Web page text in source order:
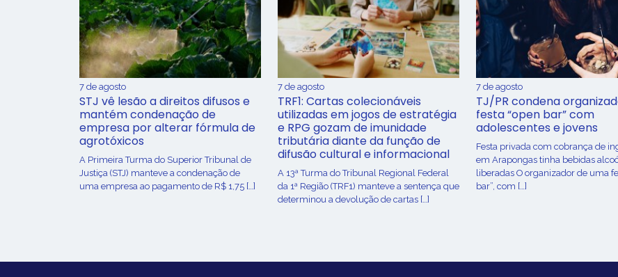
7 de agosto
STJ vê lesão a direitos difusos e
mantém condenação de
empresa por alterar fórmula de
agrotóxicos
​A Primeira Turma do Superior Tribunal de
Justiça (STJ) manteve a condenação de
uma empresa ao pagamento de R$ 1,75 […]
7 de agosto
TRF1: Cartas colecionáveis
utilizadas em jogos de estratégia
e RPG gozam de imunidade
tributária diante da função de
difusão cultural e informacional
A 13ª Turma do Tribunal Regional Federal
da 1ª Região (TRF1) manteve a sentença que
determinou a devolução de cartas […]
7 de agosto
TJ/PR condena
festa “open bar” com
adolescentes e jovens
Festa privada com cobrança de
em Arapongas tinha bebidas
liberadas O organizador de uma
bar”, com […]